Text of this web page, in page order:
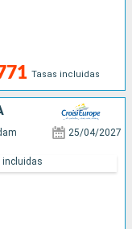
Tasas incluidas
25/04/2027
incluidas